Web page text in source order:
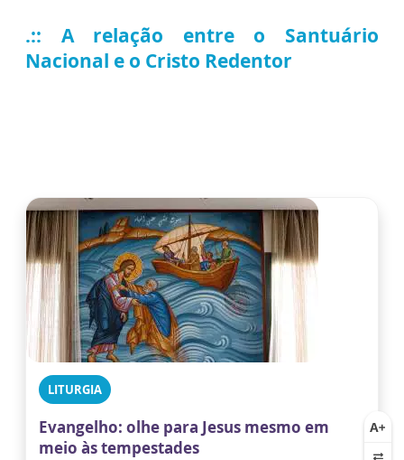
.:: A relação entre o Santuário
Nacional e o Cristo Redentor
LITURGIA
Evangelho: olhe para Jesus mesmo em
meio às tempestades